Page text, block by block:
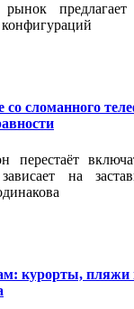
сломанного
перестаёт
на
курорты, пляжи